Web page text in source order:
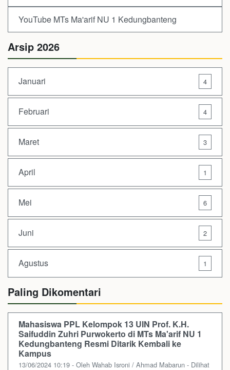
YouTube MTs Ma'arif NU 1 Kedungbanteng
Arsip 2026
Januari 4
Februari 4
Maret 3
April 1
Mei 6
Juni 2
Agustus 1
Paling Dikomentari
Mahasiswa PPL Kelompok 13 UIN Prof. K.H.
Saifuddin Zuhri Purwokerto di MTs Ma'arif NU 1
Kedungbanteng Resmi Ditarik Kembali ke
Kampus
13/06/2024 10:19 - Oleh Wahab Isroni / Ahmad Mabarun - Dilihat